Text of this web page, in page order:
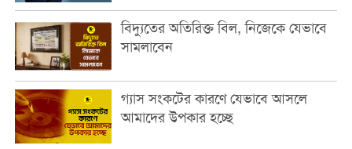
বিদ্যুতের অতিরিক্ত বিল, নিজেকে যেভাবে
সামলাবেন
গ্যাস সংকটের কারণে যেভাবে আসলে
আমাদের উপকার হচ্ছে